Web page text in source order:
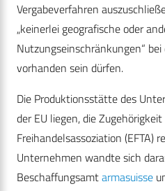
Vergabeverfahren
„keinerlei geografische oder
Nutzungseinschränkungen“
vorhanden sein dürfen.
Die Produktionsstätte des
der EU liegen, die
Freihandelsassoziation (EFTA)
Unternehmen wandte sich
Beschaffungsamtarmasuisse